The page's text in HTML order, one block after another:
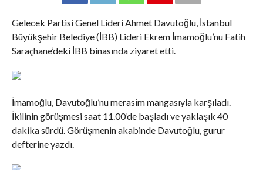
Gelecek Partisi Genel Lideri Ahmet Davutoğlu, İstanbul
Büyükşehir Belediye (İBB) Lideri Ekrem İmamoğlu’nu Fatih
Saraçhane’deki İBB binasında ziyaret etti.
İmamoğlu, Davutoğlu’nu merasim mangasıyla karşıladı.
İkilinin görüşmesi saat 11.00’de başladı ve yaklaşık 40
dakika sürdü. Görüşmenin akabinde Davutoğlu, gurur
defterine yazdı.